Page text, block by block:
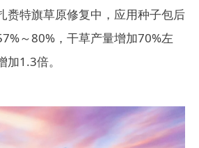
赉特旗草原修复中，应用种子包后
～80%，干草产量增加70%左
1.3倍。